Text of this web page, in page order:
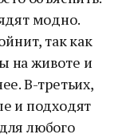
модно.
так как
на животе и
В-третьих,
и подходят
любого